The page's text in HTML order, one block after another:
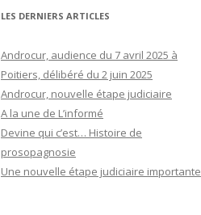
LES DERNIERS ARTICLES
Androcur, audience du 7 avril 2025 à
Poitiers, délibéré du 2 juin 2025
Androcur, nouvelle étape judiciaire
A la une de L’informé
Devine qui c’est… Histoire de
prosopagnosie
Une nouvelle étape judiciaire importante